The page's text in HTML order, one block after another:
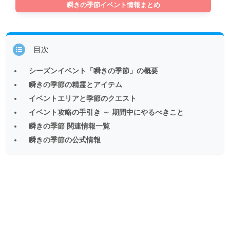
瞬きの季節イベント情報まとめ
目次
シーズンイベント「瞬きの季節」の概要
瞬きの季節の精霊とアイテム
イベントエリアと季節のクエスト
イベント攻略の手引き ～ 期間中にやるべきこと
瞬きの季節 関連情報一覧
瞬きの季節の公式情報